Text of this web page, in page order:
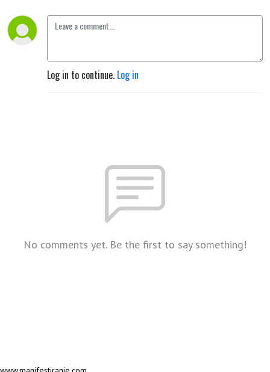
Log in to continue. Log in
No comments yet. Be the first to say something!